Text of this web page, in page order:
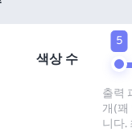
색상 수
5
출력
개(꽤
니다.